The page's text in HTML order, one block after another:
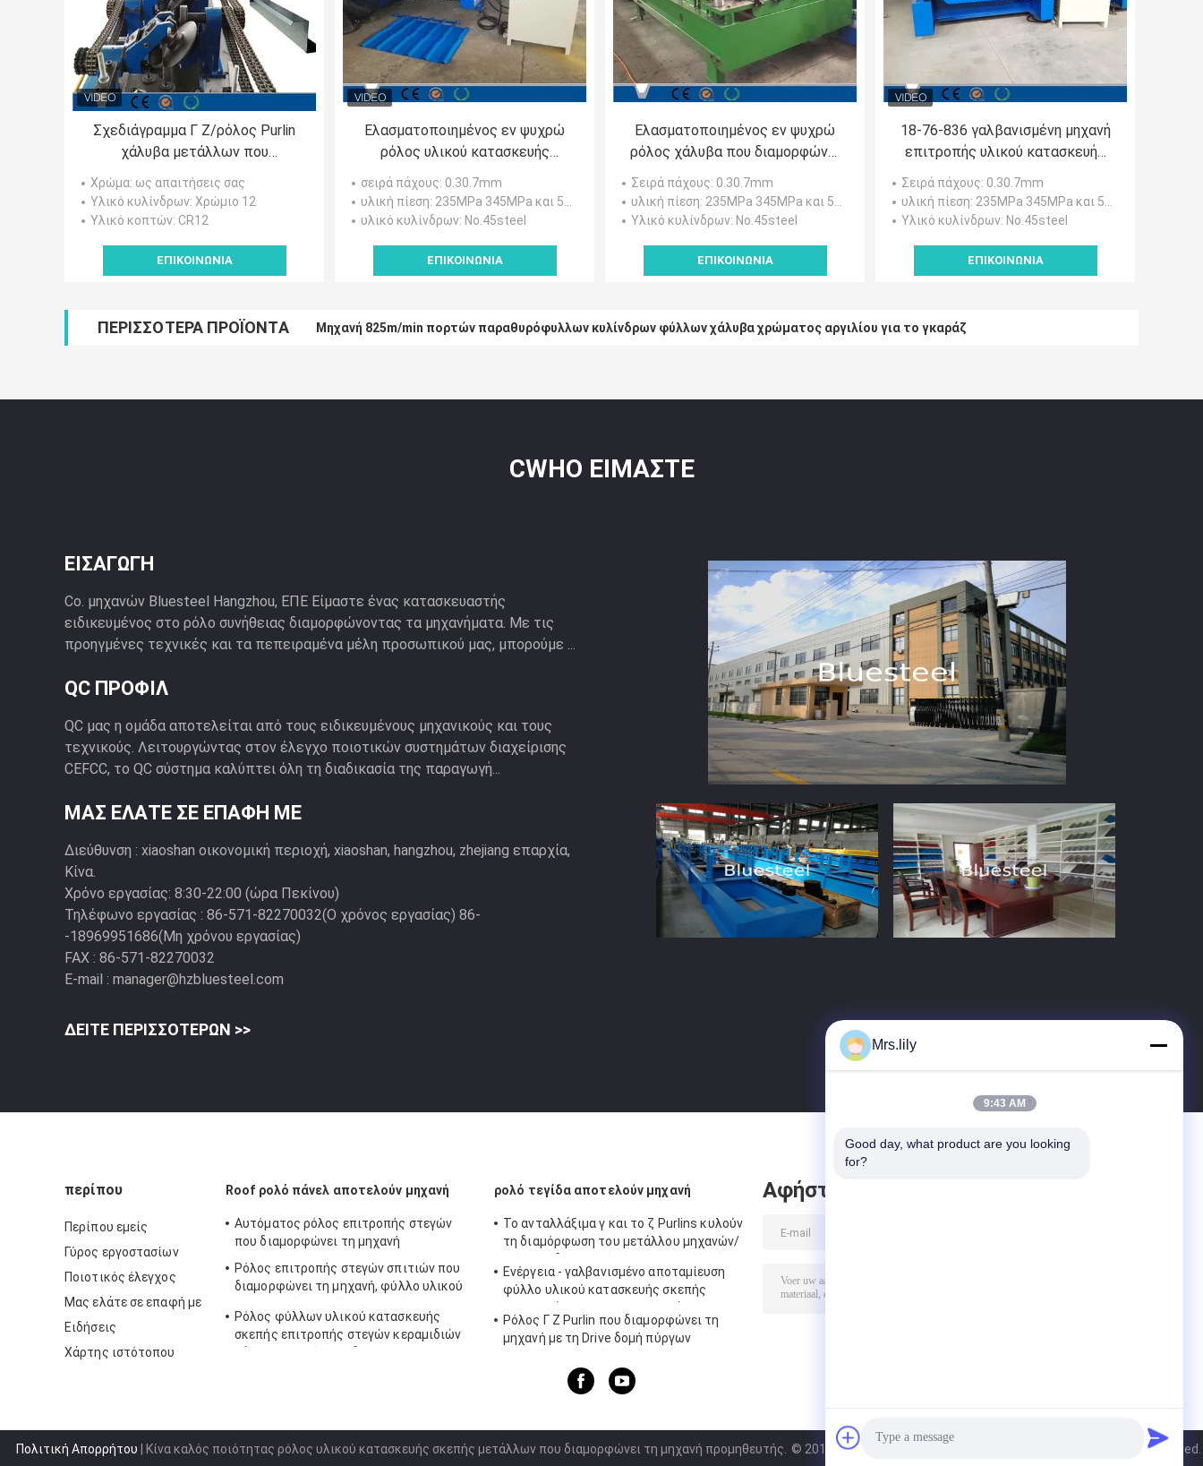
Σχεδιάγραμμα Γ Ζ/ρόλος Purlin
χάλυβα μετάλλων που
διαμορφώνει τον ελεγκτή της
Mitsubishi μηχανών
Χρώμα: ως απαιτήσεις σας
Υλικό κυλίνδρων: Χρώμιο 12
Υλικό κοπτών: CR12
ΕΠΙΚΟΙΝΩΝΊΑ
Ελασματοποιημένος εν ψυχρώ
ρόλος υλικού κατασκευής
σκεπής μετάλλων που
διαμορφώνει τη μηχανή, μηχανή
υλικού κατασκευής σκεπής
σειρά πάχους: 0.30.7mm
υλική πίεση: 235MPa 345MPa και 550MPa.
υλικό κυλίνδρων: No.45steel
ΕΠΙΚΟΙΝΩΝΊΑ
Ελασματοποιημένος εν ψυχρώ
ρόλος χάλυβα που διαμορφώνει
το ρόλο μηχανών που
διαμορφώνει τον εξοπλισμό
κανένας θόρυβος
Σειρά πάχους: 0.30.7mm
υλική πίεση: 235MPa 345MPa και 550MPa.
Υλικό κυλίνδρων: No.45steel
ΕΠΙΚΟΙΝΩΝΊΑ
18-76-836 γαλβανισμένη μηχανή
επιτροπής υλικού κατασκευής
σκεπής μετάλλων/ζαρωμένος
χάλυβας ρόλος φύλλων που
διαμορφώνει τη μηχανή
Σειρά πάχους: 0.30.7mm
υλική πίεση: 235MPa 345MPa και 550MPa.
Υλικό κυλίνδρων: No.45steel
ΕΠΙΚΟΙΝΩΝΊΑ
ΠΕΡΙΣΣΌΤΕΡΑ ΠΡΟΪΌΝΤΑ Μηχανή 825m/min πορτών παραθυρόφυλλων κυλίνδρων φύλλων χάλυβα χρώματος αργιλίου για το γκαράζ
CWHO ΕΊΜΑΣΤΕ
ΕΙΣΑΓΩΓΉ
Co. μηχανών Bluesteel Hangzhou, ΕΠΕ Είμαστε ένας κατασκευαστής
ειδικευμένος στο ρόλο συνήθειας διαμορφώνοντας τα μηχανήματα. Με τις
προηγμένες τεχνικές και τα πεπειραμένα μέλη προσωπικού μας, μπορούμε ...
QC ΠΡΟΦΊΛ
QC μας η ομάδα αποτελείται από τους ειδικευμένους μηχανικούς και τους
τεχνικούς. Λειτουργώντας στον έλεγχο ποιοτικών συστημάτων διαχείρισης
CEFCC, το QC σύστημα καλύπτει όλη τη διαδικασία της παραγωγή...
ΜΑΣ ΕΛΆΤΕ ΣΕ ΕΠΑΦΉ ΜΕ
Διεύθυνση : xiaoshan οικονομική περιοχή, xiaoshan, hangzhou, zhejiang επαρχία,
Κίνα.
Χρόνο εργασίας: 8:30-22:00 (ώρα Πεκίνου)
Τηλέφωνο εργασίας : 86-571-82270032(Ο χρόνος εργασίας) 86-
-18969951686(Μη χρόνου εργασίας)
FAX : 86-571-82270032
E-mail : manager@hzbluesteel.com
ΔΕΊΤΕ ΠΕΡΙΣΣΌΤΕΡΩΝ >>
περίπου
Περίπου εμείς
Γύρος εργοστασίων
Ποιοτικός έλεγχος
Μας ελάτε σε επαφή με
Ειδήσεις
Χάρτης ιστότοπου
Roof ρολό πάνελ αποτελούν μηχανή
Αυτόματος ρόλος επιτροπής στεγών
που διαμορφώνει τη μηχανή
Ρόλος επιτροπής στεγών σπιτιών που
διαμορφώνει τη μηχανή, φύλλο υλικού
κατασκευάζει τη μηχανή
Ρόλος φύλλων υλικού κατασκευής
σκεπής επιτροπής στεγών κεραμιδιών
ρολό τεγίδα αποτελούν μηχανή
Το ανταλλάξιμα γ και το ζ Purlins κυλούν
τη διαμόρφωση του μετάλλου μηχανών/
Ενέργεια - γαλβανισμένο αποταμίευση
φύλλο υλικού κατασκευής σκεπής
μηχανή
Ρόλος Γ Ζ Purlin που διαμορφώνει τη
μηχανή με τη Drive δομή πύργων
Αφήστε μήνυμα
Πολιτική Απορρήτου | Κίνα καλός ποιότητας ρόλος υλικού κατασκευής σκεπής μετάλλων που διαμορφώνει τη μηχανή προμηθευτής. © 2015 - 2026 Hangzhou bluesteel machine co., ltd. All Rights Reserved.
Mrs.lily
9:43 AM
Good day, what product are you looking
for?